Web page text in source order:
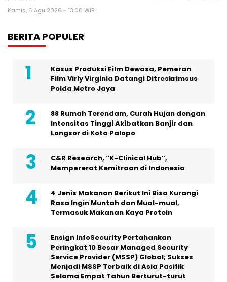
Kamis, 6 Agu 2026 - 13:00 WIB
BERITA POPULER
Kasus Produksi Film Dewasa, Pemeran
Film Virly Virginia Datangi Ditreskrimsus
Polda Metro Jaya
88 Rumah Terendam, Curah Hujan dengan
Intensitas Tinggi Akibatkan Banjir dan
Longsor di Kota Palopo
C&R Research, “K-Clinical Hub”,
Mempererat Kemitraan di Indonesia
4 Jenis Makanan Berikut Ini Bisa Kurangi
Rasa Ingin Muntah dan Mual-mual,
Termasuk Makanan Kaya Protein
Ensign InfoSecurity Pertahankan
Peringkat 10 Besar Managed Security
Service Provider (MSSP) Global; Sukses
Menjadi MSSP Terbaik di Asia Pasifik
Selama Empat Tahun Berturut-turut